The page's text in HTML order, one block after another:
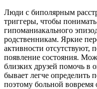
Люди с биполярным
триггеры, чтобы
гипоманиакального
родственникам. Яркие
активности отсутствуют,
появление состояния.
близких друзей помочь в
бывает легче определить
поэтому больной вовремя